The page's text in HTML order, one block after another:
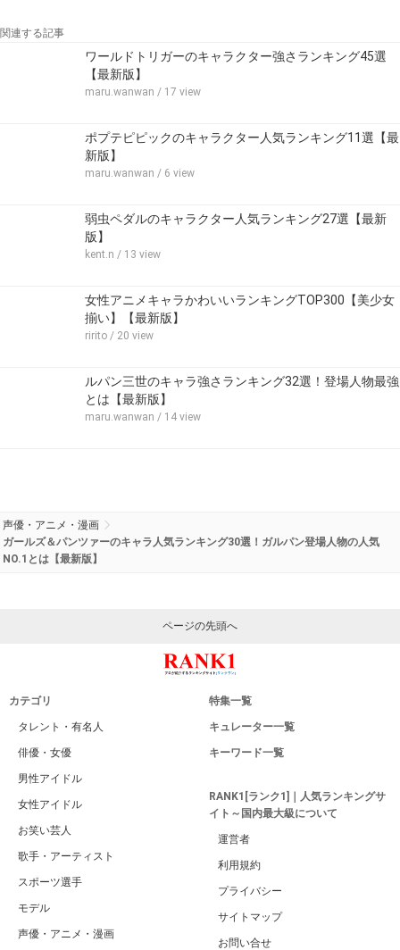
関連する記事
ワールドトリガーのキャラクター強さランキング45選
【最新版】
maru.wanwan / 17 view
ポプテピピックのキャラクター人気ランキング11選【最
新版】
maru.wanwan / 6 view
弱虫ペダルのキャラクター人気ランキング27選【最新
版】
kent.n / 13 view
女性アニメキャラかわいいランキングTOP300【美少女
揃い】【最新版】
ririto / 20 view
ルパン三世のキャラ強さランキング32選！登場人物最強
とは【最新版】
maru.wanwan / 14 view
声優・アニメ・漫画
ガールズ＆パンツァーのキャラ人気ランキング30選！ガルパン登場人物の人気
NO.1とは【最新版】
ページの先頭へ
カテゴリ
タレント・有名人
俳優・女優
男性アイドル
女性アイドル
お笑い芸人
歌手・アーティスト
スポーツ選手
モデル
声優・アニメ・漫画
特集一覧
キュレーター一覧
キーワード一覧
RANK1[ランク1]｜人気ランキングサ
イト～国内最大級について
運営者
利用規約
プライバシー
サイトマップ
お問い合せ